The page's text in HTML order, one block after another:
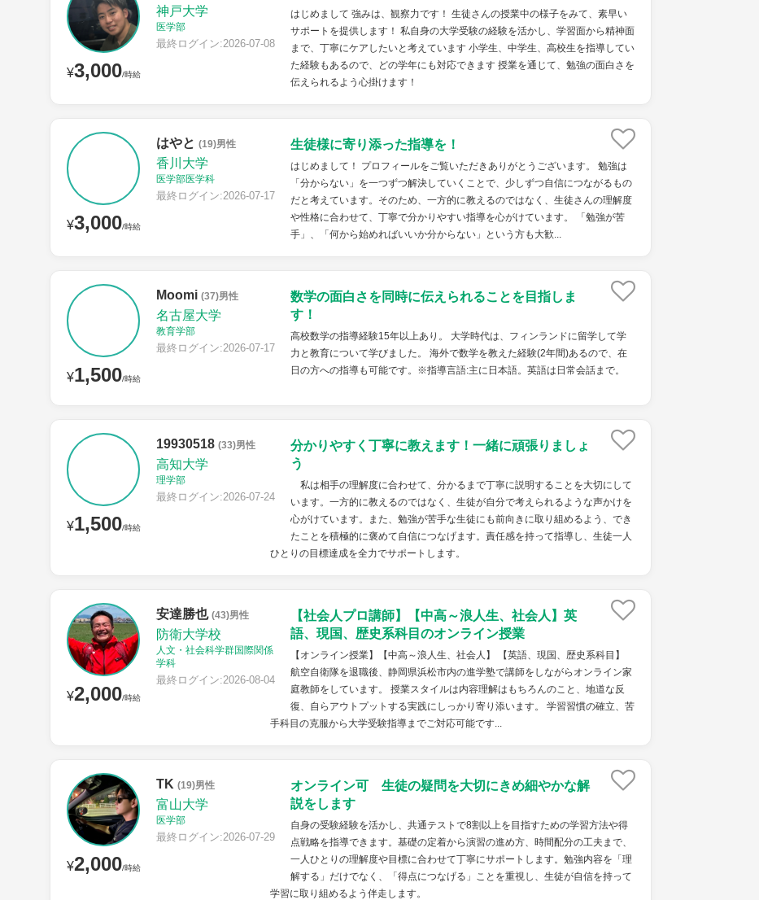
¥3,000/時給
神戸大学
医学部
最終ログイン:2026-07-08
はじめまして 強みは、観察力です！ 生徒さんの授業中の様子をみて、素早い
サポートを提供します！ 私自身の大学受験の経験を活かし、学習面から精神面
まで、丁寧にケアしたいと考えています 小学生、中学生、高校生を指導してい
た経験もあるので、どの学年にも対応できます 授業を通じて、勉強の面白さを
伝えられるよう心掛けます！
¥3,000/時給
はやと (19)男性
香川大学
医学部医学科
最終ログイン:2026-07-17
生徒様に寄り添った指導を！
はじめまして！ プロフィールをご覧いただきありがとうございます。 勉強は
「分からない」を一つずつ解決していくことで、少しずつ自信につながるもの
だと考えています。そのため、一方的に教えるのではなく、生徒さんの理解度
や性格に合わせて、丁寧で分かりやすい指導を心がけています。 「勉強が苦
手」、「何から始めればいいか分からない」という方も大歓...
¥1,500/時給
Moomi (37)男性
名古屋大学
教育学部
最終ログイン:2026-07-17
数学の面白さを同時に伝えられることを目指しま
す！
高校数学の指導経験15年以上あり。 大学時代は、フィンランドに留学して学
力と教育について学びました。 海外で数学を教えた経験(2年間)あるので、在
日の方への指導も可能です。※指導言語:主に日本語。英語は日常会話まで。
¥1,500/時給
19930518 (33)男性
高知大学
理学部
最終ログイン:2026-07-24
分かりやすく丁寧に教えます！一緒に頑張りましょ
う
私は相手の理解度に合わせて、分かるまで丁寧に説明することを大切にして
います。一方的に教えるのではなく、生徒が自分で考えられるような声かけを
心がけています。また、勉強が苦手な生徒にも前向きに取り組めるよう、でき
たことを積極的に褒めて自信につなげます。責任感を持って指導し、生徒一人
ひとりの目標達成を全力でサポートします。
¥2,000/時給
安達勝也 (43)男性
防衛大学校
人文・社会科学群国際関係
学科
最終ログイン:2026-08-04
【社会人プロ講師】【中高～浪人生、社会人】英
語、現国、歴史系科目のオンライン授業
【オンライン授業】【中高～浪人生、社会人】 【英語、現国、歴史系科目】
航空自衛隊を退職後、静岡県浜松市内の進学塾で講師をしながらオンライン家
庭教師をしています。 授業スタイルは内容理解はもちろんのこと、地道な反
復、自らアウトプットする実践にしっかり寄り添います。 学習習慣の確立、苦
手科目の克服から大学受験指導までご対応可能です...
¥2,000/時給
TK (19)男性
富山大学
医学部
最終ログイン:2026-07-29
オンライン可 生徒の疑問を大切にきめ細やかな解
説をします
自身の受験経験を活かし、共通テストで8割以上を目指すための学習方法や得
点戦略を指導できます。基礎の定着から演習の進め方、時間配分の工夫まで、
一人ひとりの理解度や目標に合わせて丁寧にサポートします。勉強内容を「理
解する」だけでなく、「得点につなげる」ことを重視し、生徒が自信を持って
学習に取り組めるよう伴走します。